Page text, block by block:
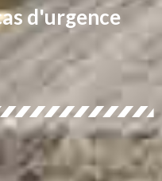
d'urgence